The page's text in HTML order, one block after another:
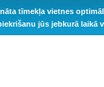
tīmekļa vietnes
jūs jebkurā laikā